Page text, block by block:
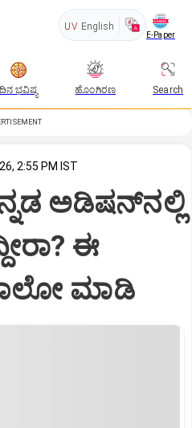
UV English
E-Paper
ದಿನ ಭವಿಷ್ಯ ಹೊಂಗಿರಣ Search
2:55 PM IST
ಅಡಿಷನ್‌ನಲ್ಲಿ
ಈ
ಮಾಡಿ